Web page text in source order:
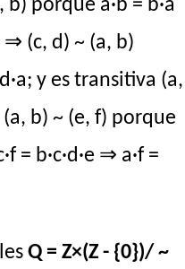
porque a·b = b·a
⇒ (c, d) ~ (a, b)
y es transitiva (a,
b) ~ (e, f) porque
= b·c·d·e ⇒ a·f =
Q = Z×(Z - {0})/ ~